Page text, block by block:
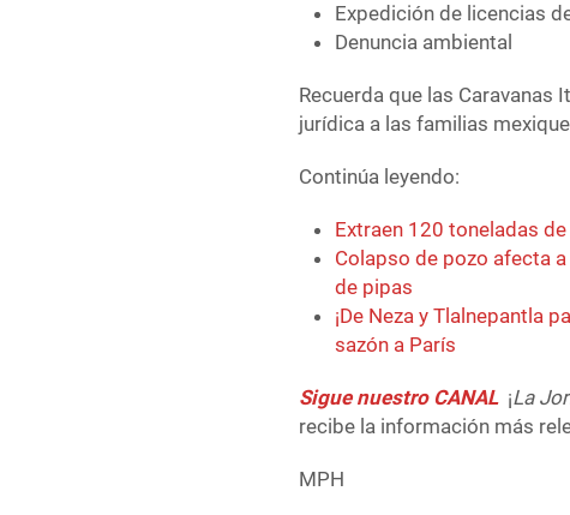
Expedición de licencias
Denuncia ambiental
Recuerda que las Caravanas
jurídica a las familias
Continúa leyendo:
Extraen 120 toneladas
Colapso de pozo afecta
de pipas
¡De Neza y Tlalnepantla
sazón a París
Sigue nuestro CANAL ¡La
recibe la información más
MPH